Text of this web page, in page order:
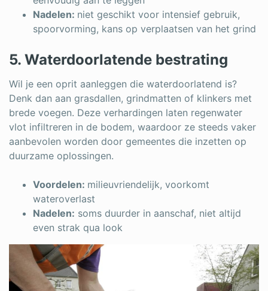
Nadelen: niet geschikt voor intensief gebruik,
spoorvorming, kans op verplaatsen van het grind
5. Waterdoorlatende bestrating
Wil je een oprit aanleggen die waterdoorlatend is?
Denk dan aan grasdallen, grindmatten of klinkers met
brede voegen. Deze verhardingen laten regenwater
vlot infiltreren in de bodem, waardoor ze steeds vaker
aanbevolen worden door gemeentes die inzetten op
duurzame oplossingen.
Voordelen: milieuvriendelijk, voorkomt
wateroverlast
Nadelen: soms duurder in aanschaf, niet altijd
even strak qua look